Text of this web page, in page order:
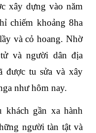
xây dựng vào năm
chiếm khoảng 8ha
và cỏ hoang. Nhờ
và người dân địa
được tu sửa và xây
như hôm nay.
gần xa hành
người tàn tật và